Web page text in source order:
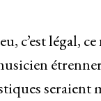
c’est légal,